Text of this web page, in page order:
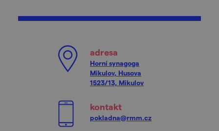
adresa
Horní synagoga
Mikulov, Husova
1523/13, Mikulov
kontakt
pokladna@rmm.cz